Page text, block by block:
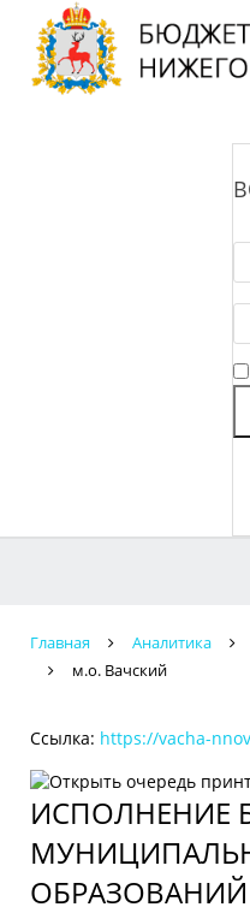
Главная Аналитика
м.о. Вачский
Ссылка: https://vacha-
ИСПОЛНЕНИЕ
ОБРАЗОВАНИЙ